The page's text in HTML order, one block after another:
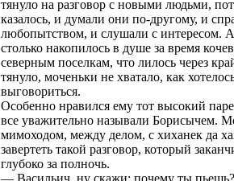
тянуло на разговор с новыми людьми,
казалось, и думали они по-другому, и
любопытством, и слушали с интересом.
столько накопилось в душе за время
северным поселкам, что лилось через
тянуло, моченьки не хватало, как
выговориться.
Особенно нравился ему тот высокий
все уважительно называли Борисычем.
мимоходом, между делом, с хиханек да
завертеть такой разговор, который
глубоко за полночь.
— Васильич, ну скажи: почему ты